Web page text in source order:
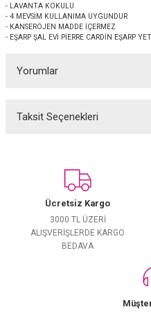
EŞARP
İpek Koton Şal
ŞAL
- LAVANTA KOKULU
- 4 MEVSİM KULLANIMA UYGUNDUR
- KANSEROJEN MADDE İÇERMEZ
- EŞARP ŞAL EVİ PİERRE CARDİN EŞARP
Yorumlar
Taksit Seçenekleri
Ücretsiz Kargo
3000 TL ÜZERİ
ALIŞVERİŞLERDE KARGO
BEDAVA